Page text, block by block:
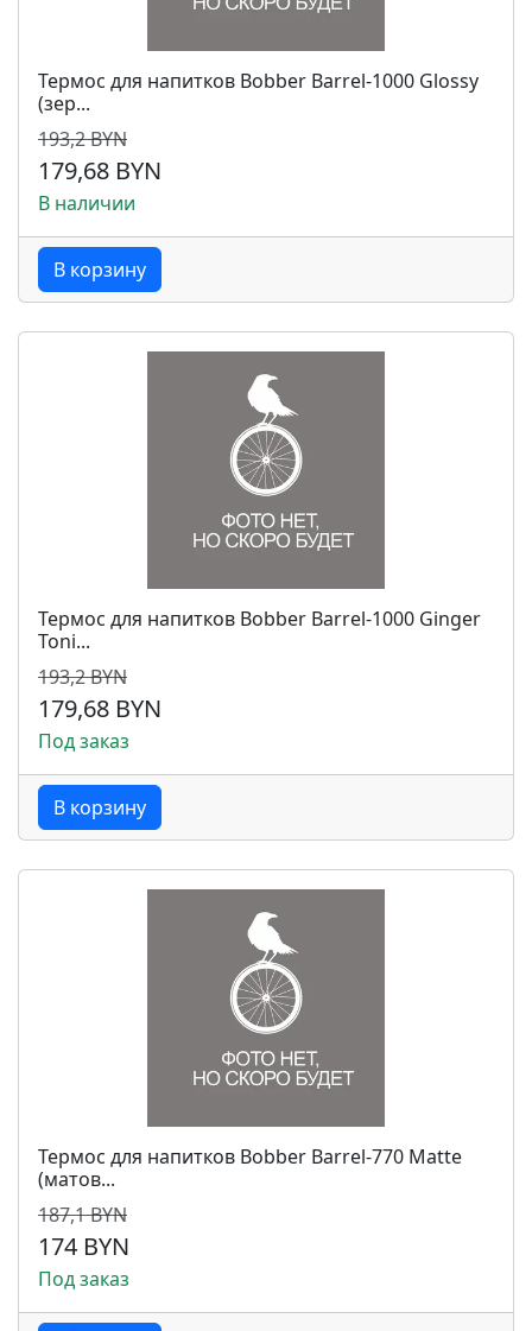
Термос для напитков Bobber Barrel-1000 Glossy
(зер...
193,2 BYN
179,68 BYN
В наличии
В корзину
Термос для напитков Bobber Barrel-1000 Ginger
Toni...
193,2 BYN
179,68 BYN
Под заказ
В корзину
Термос для напитков Bobber Barrel-770 Matte
(матов...
187,1 BYN
174 BYN
Под заказ